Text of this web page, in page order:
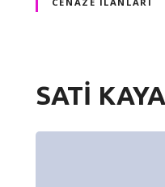
SATİ KAYA